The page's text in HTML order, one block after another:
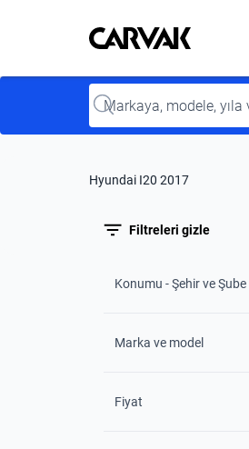
Kavak
Kavak
Input
Hyundai I20 2017
Filtreleri gizle
Konumu - Şehir ve Şube
Marka ve model
Fiyat